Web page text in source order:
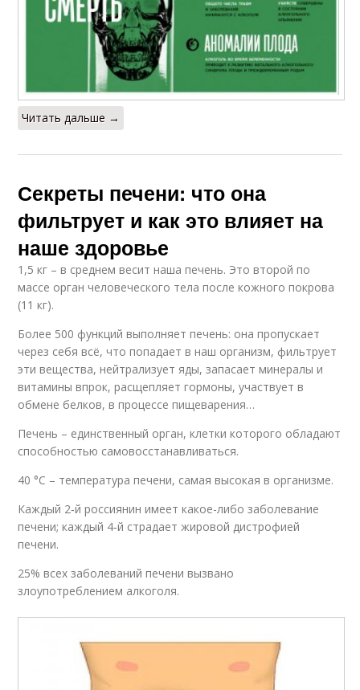
Читать дальше →
Секреты печени: что она
фильтрует и как это влияет на
наше здоровье
1,5 кг – в среднем весит наша печень. Это второй по
массе орган человеческого тела после кожного покрова
(11 кг).
Более 500 функций выполняет печень: она пропускает
через себя всё, что попадает в наш организм, фильтрует
эти вещества, нейтрализует яды, запасает минералы и
витамины впрок, расщепляет гормоны, участвует в
обмене белков, в процессе пищеварения…
Печень – единственный орган, клетки которого обладают
способностью самовосстанавливаться.
40 °C – температура печени, самая высокая в организме.
Каждый 2‑й россиянин имеет какое-либо заболевание
печени; каждый 4‑й страдает жировой дистрофией
печени.
25% всех заболеваний печени вызвано
злоупотреблением алкоголя.